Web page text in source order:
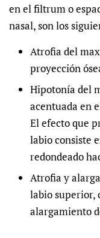
en el filtrum o
nasal, son los
Atrofia del
proyección
Hipotonía del
acentuada en
El efecto que
labio consiste
redondeado
Atrofia y
labio superior,
alargamiento